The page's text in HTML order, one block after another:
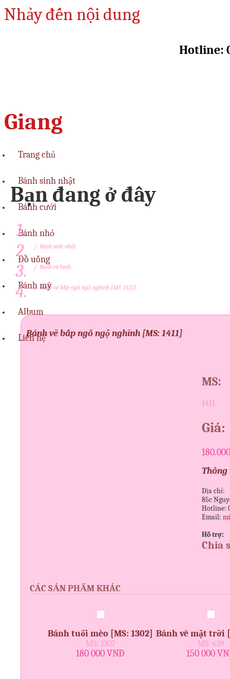
Nhảy đến nội dung
Hotline:
Giang
Trang chủ
Bánh sinh nhật
Bánh cưới
Bánh nhỏ
Đồ uống
Bánh mỳ
Album
Liên hệ
Bạn đang ở đây
/ Bánh sinh nhật
/ Bánh vẽ hình
/ Bánh vẽ bắp ngô ngộ nghĩnh [MS: 1411]
Bánh vẽ bắp ngô ngộ nghĩnh [MS: 1411]
MS:
1411
Giá:
Thông
Địa chỉ:
85c
Hotline:
Email:
Hỗ trợ:
Chia
CÁC SẢN PHẨM KHÁC
Bánh tuổi mèo [MS: 1302]
MS: 1302
180 000 VNĐ
Bánh vẽ mặt trời
MS: 639
150 000